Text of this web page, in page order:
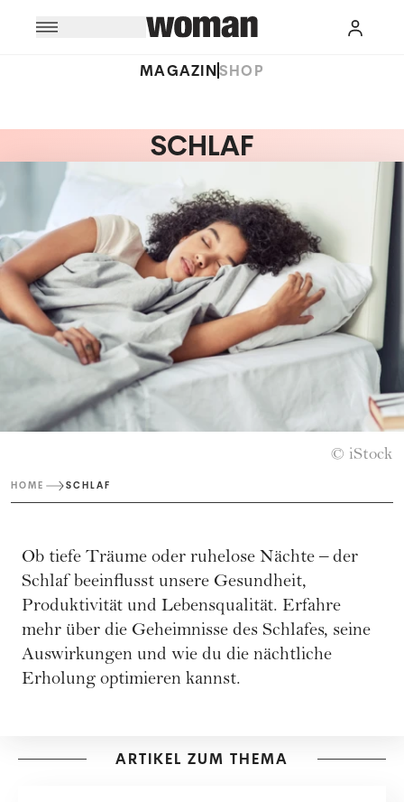
MAGAZINSHOP
SCHLAF
© iStock
HOME SCHLAF
Ob tiefe Träume oder ruhelose Nächte – der
Schlaf beeinflusst unsere Gesundheit,
Produktivität und Lebensqualität. Erfahre
mehr über die Geheimnisse des Schlafes, seine
Auswirkungen und wie du die nächtliche
Erholung optimieren kannst.
ARTIKEL ZUM THEMA